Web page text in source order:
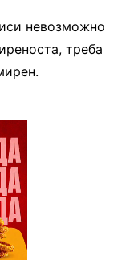
невозможно
треба